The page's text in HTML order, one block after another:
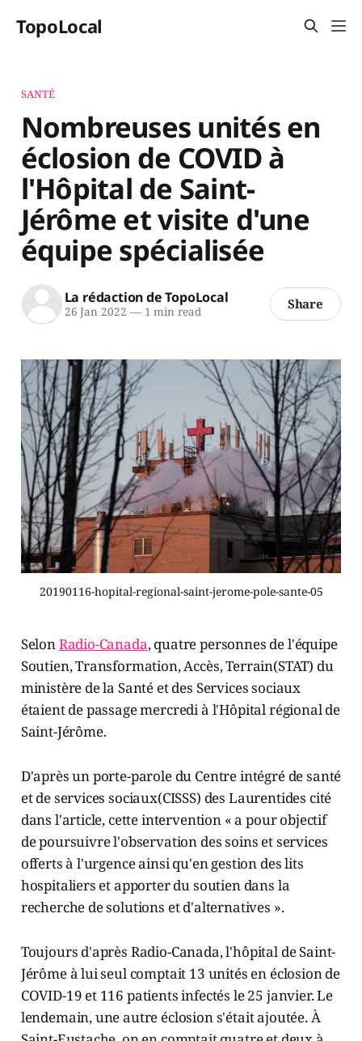
TopoLocal
SANTÉ
Nombreuses unités en
éclosion de COVID à
l'Hôpital de Saint-
Jérôme et visite d'une
équipe spécialisée
La rédaction de TopoLocal
26 Jan 2022 —1 min read Share
20190116-hopital-regional-saint-jerome-pole-sante-05
SelonRadio-Canada, quatre personnes de l'équipe
Soutien, Transformation, Accès, Terrain(STAT) du
ministère de la Santé et des Services sociaux
étaient de passage mercredi à l'Hôpital régional de
Saint-Jérôme.
D'après un porte-parole du Centre intégré de santé
et de services sociaux(CISSS) des Laurentides cité
dans l'article, cette intervention « a pour objectif
de poursuivre l'observation des soins et services
offerts à l'urgence ainsi qu'en gestion des lits
hospitaliers et apporter du soutien dans la
recherche de solutions et d'alternatives ».
Toujours d'après Radio-Canada, l'hôpital de Saint-
Jérôme à lui seul comptait 13 unités en éclosion de
COVID-19 et 116 patients infectés le 25 janvier. Le
lendemain, une autre éclosion s'était ajoutée. À